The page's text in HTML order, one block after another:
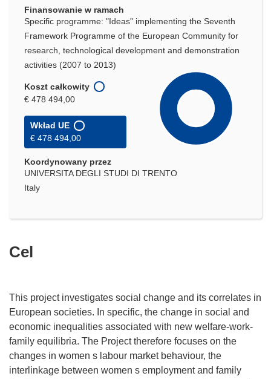
Finansowanie w ramach
Specific programme: "Ideas" implementing the Seventh
Framework Programme of the European Community for
research, technological development and demonstration
activities (2007 to 2013)
Koszt całkowity
€ 478 494,00
Wkład UE
€ 478 494,00
Koordynowany przez
UNIVERSITA DEGLI STUDI DI TRENTO
Italy
Cel
This project investigates social change and its correlates in
European societies. In specific, the change in social and
economic inequalities associated with new welfare-work-
family equilibria. The Project therefore focuses on the
changes in women s labour market behaviour, the
interlinkage between women s employment and family